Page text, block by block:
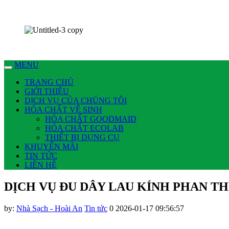
MENU
TRANG CHỦ
GIỚI THIỆU
DỊCH VỤ CỦA CHÚNG TÔI
HÓA CHẤT VỆ SINH
HÓA CHẤT GOODMAID
HÓA CHẤT ECOLAB
THIẾT BỊ DỤNG CỤ
KHUYẾN MÃI
TIN TỨC
LIÊN HỆ
DỊCH VỤ ĐU DÂY LAU KÍNH PHAN
by: Nhà Sạch - Hoài An Tin tức 0 2026-01-17 09:56:57